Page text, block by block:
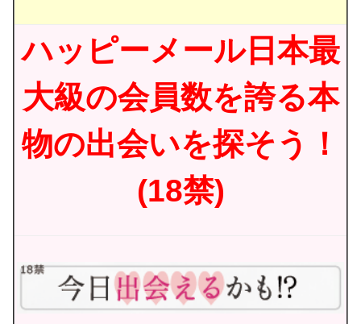
ハッピーメール日本最
大級の会員数を誇る本
物の出会いを探そう！
(18禁)